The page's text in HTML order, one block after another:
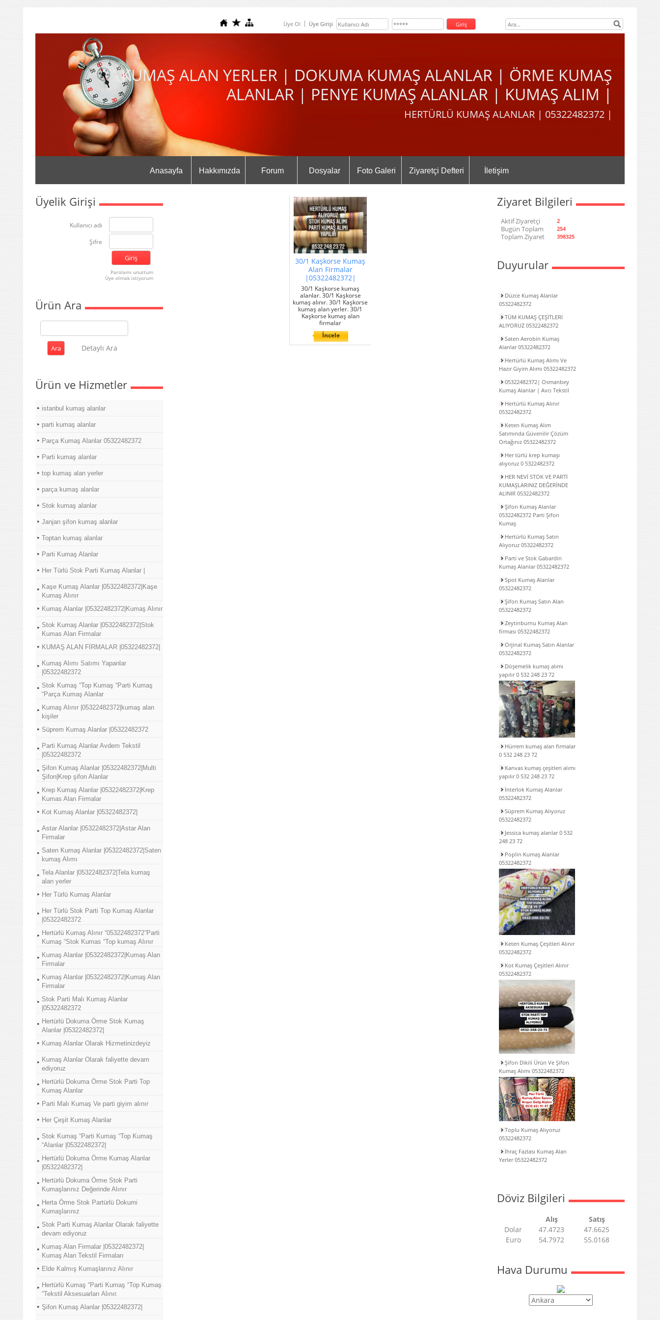
Üye Ol Üye Girişi
KUMAŞ ALAN YERLER | DOKUMA KUMAŞ ALANLAR | ÖRME KUMAŞ
ALANLAR | PENYE KUMAŞ ALANLAR | KUMAŞ ALIM |
HERTÜRLÜ KUMAŞ ALANLAR | 05322482372 |
Anasayfa Hakkımızda Forum Dosyalar Foto Galeri Ziyaretçi Defteri İletişim
Üyelik Girişi
Kullanıcı adı
Şifre
Parolamı unuttum
Üye olmak istiyorum
Ürün Ara
Detaylı Ara
Ürün ve Hizmetler
istanbul kumaş alanlar
parti kumaş alanlar
Parça Kumaş Alanlar 05322482372
Parti kumaş alanlar
top kumaş alan yerler
parça kumaş alanlar
Stok kumaş alanlar
Janjan şifon kumaş alanlar
Toptan kumaş alanlar
Parti Kumaş Alanlar
Her Türlü Stok Parti Kumaş Alanlar |
Kaşe Kumaş Alanlar |05322482372|Kaşe
Kumaş Alınır
Kumaş Alanlar |05322482372|Kumaş Alınır
Stok Kumaş Alanlar |05322482372|Stok
Kumas Alan Firmalar
KUMAŞ ALAN FİRMALAR |05322482372|
Kumaş Alımı Satımı Yapanlar
|05322482372
Stok Kumaş “Top Kumaş “Parti Kumaş
“Parça Kumaş Alanlar
Kumaş Alınır |05322482372|kumaş alan
kişiler
Süprem Kumaş Alanlar |05322482372
Parti Kumaş Alanlar Avdem Tekstil
|05322482372
Şifon Kumaş Alanlar |05322482372|Multi
Şifon|Krep şifon Alanlar
Krep Kumaş Alanlar |05322482372|Krep
Kumas Alan Firmalar
Kot Kumaş Alanlar |05322482372|
Astar Alanlar |05322482372|Astar Alan
Firmalar
Saten Kumaş Alanlar |05322482372|Saten
kumaş Alımı
Tela Alanlar |05322482372|Tela kumaş
alan yerler
Her Türlü Kumaş Alanlar
Her Türlü Stok Parti Top Kumaş Alanlar
|05322482372
Hertürlü Kumaş Alınır “05322482372”Parti
Kumaş “Stok Kumas “Top kumaş Alınır
Kumaş Alanlar |05322482372|Kumaş Alan
Firmalar
Kumaş Alanlar |05322482372|Kumaş Alan
Firmalar
Stok Parti Malı Kumaş Alanlar
|05322482372
Hertürlü Dokuma Örme Stok Kumaş
Alanlar |05322482372|
Kumaş Alanlar Olarak Hizmetinizdeyiz
Kumaş Alanlar Olarak faliyette devam
ediyoruz
Hertürlü Dokuma Örme Stok Parti Top
Kumaş Alanlar
Parti Malı Kumaş Ve parti giyim alınır
Her Çeşit Kumaş Alanlar
Stok Kumaş “Parti Kumaş “Top Kumaş
“Alanlar |05322482372|
Hertürlü Dokuma Örme Kumaş Alanlar
|05322482372|
Hertürlü Dokuma Örme Stok Parti
Kumaşlarınız Değerinde Alınır
Herta Örme Stok Partürlü Dokumi
Kumaşlarınız
Stok Parti Kumaş Alanlar Olarak faliyette
devam ediyoruz
Kumaş Alan Firmalar |05322482372|
Kumaş Alan Tekstil Firmaları
Elde Kalmış Kumaşlarınız Alınır
Hertürlü Kumaş “Parti Kumaş “Top Kumaş
“Tekstil Aksesuarları Alınır.
Şifon Kumaş Alanlar |05322482372|
30/1 Kaşkorse Kumaş
Alan Firmalar
|05322482372|
30/1 Kaşkorse kumaş
alanlar. 30/1 Kaşkorse
kumaş alınır. 30/1 Kaşkorse
kumaş alan yerler. 30/1
Kaşkorse kumaş alan
firmalar
İncele
Ziyaret Bilgileri
Aktif Ziyaretçi 2
Bugün Toplam 254
Toplam Ziyaret 398325
Duyurular
Düzce Kumaş Alanlar
05322482372
TÜM KUMAŞ ÇEŞİTLERİ
ALIYORUZ 05322482372
Saten Aerobin Kumaş
Alanlar 05322482372
Hertürlü Kumaş Alımı Ve
Hazır Giyim Alımı 05322482372
05322482372| Osmanbey
Kumaş Alanlar | Avcı Tekstil
Hertürlü Kumaş Alınır
05322482372
Keten Kumaş Alım
Satımında Güvenilir Çözüm
Ortağınız 05322482372
Her türlü krep kumaşı
alıyoruz 0 5322482372
HER NEVİ STOK VE PARTİ
KUMAŞLARINIZ DEĞERİNDE
ALINIR 05322482372
Şifon Kumaş Alanlar
05322482372 Parti Şifon
Kumaş
Hertürlü Kumaş Satın
Alıyoruz 05322482372
Parti ve Stok Gabardin
Kumaş Alanlar 05322482372
Spot Kumaş Alanlar
05322482372
Şifon Kumaş Satın Alan
05322482372
Zeytinburnu Kumaş Alan
firması 05322482372
Orjinal Kumaş Satın Alanlar
05322482372
Döşemelik kumaş alımı
yapılır 0 532 248 23 72
Hürrem kumaş alan firmalar
0 532 248 23 72
Kanvas kumaş çeşitleri alımı
yapılır 0 532 248 23 72
İnterlok Kumaş Alanlar
05322482372
Süprem Kumaş Alıyoruz
05322482372
Jessica kumaş alanlar 0 532
248 23 72
Poplin Kumaş Alanlar
05322482372
Keten Kumaş Çeşitleri Alınır
05322482372
Kot Kumaş Çeşitleri Alınır
05322482372
Şifon Dikili Ürün Ve Şifon
Kumaş Alımı 05322482372
Toplu Kumaş Alıyoruz
05322482372
İhraç Fazlası Kumaş Alan
Yerler 05322482372
Döviz Bilgileri
Alış
Satış
Dolar
47.4723
47.6625
Euro
54.7972 55.0168
Hava Durumu